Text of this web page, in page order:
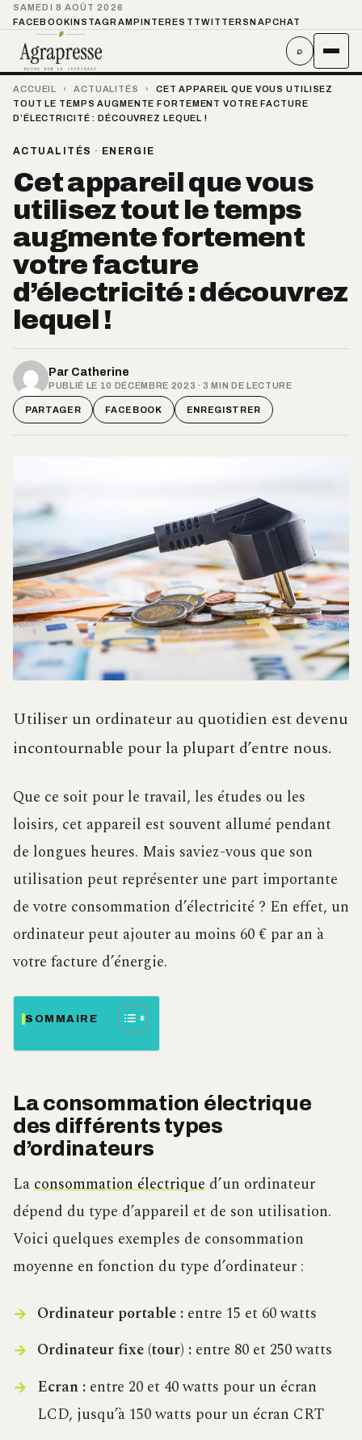
SAMEDI 8 AOÛT 2026
FACEBOOKINSTAGRAMPINTEREST TWITTER SNAPCHAT
⌕
ACCUEIL › ACTUALITÉS ›
CET APPAREIL QUE VOUS UTILISEZ
TOUT LE TEMPS AUGMENTE FORTEMENT VOTRE FACTURE
D’ÉLECTRICITÉ : DÉCOUVREZ LEQUEL !
ACTUALITÉS · ENERGIE
Cet appareil que vous
utilisez tout le temps
augmente fortement
votre facture
d’électricité : découvrez
lequel !
Par Catherine
PUBLIÉ LE 10 DÉCEMBRE 2023 · 3 MIN DE LECTURE
PARTAGER FACEBOOK ENREGISTRER
Utiliser un ordinateur au quotidien est devenu
incontournable pour la plupart d’entre nous.
Que ce soit pour le travail, les études ou les
loisirs, cet appareil est souvent allumé pendant
de longues heures. Mais saviez-vous que son
utilisation peut représenter une part importante
de votre consommation d’électricité ? En effet, un
ordinateur peut ajouter au moins 60 € par an à
votre facture d’énergie.
SOMMAIRE
La consommation électrique
des différents types
d’ordinateurs
Laconsommation électrique d’un ordinateur
dépend du type d’appareil et de son utilisation.
Voici quelques exemples de consommation
moyenne en fonction du type d’ordinateur :
Ordinateur portable :entre 15 et 60 watts
Ordinateur fixe (tour) :entre 80 et 250 watts
Ecran :entre 20 et 40 watts pour un écran
LCD, jusqu’à 150 watts pour un écran CRT